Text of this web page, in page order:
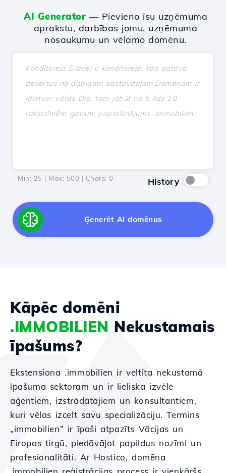
AI Generator — Pievieno īsu uzņēmuma
aprakstu, darbības jomu, uzņēmuma
nosaukumu un vēlamo domēnu.
Min: 25 | Max: 500 | Chars: 0 History
Ģenerēt AI domēnus
Kāpēc domēni
.IMMOBILIEN Nekustamais
īpašums?
Ekstensiona .immobilien ir veltīta nekustamā
īpašuma sektoram un ir lieliska izvēle
aģentiem, izstrādātājiem un konsultantiem,
kuri vēlas izcelt savu specializāciju. Termins
„immobilien” ir īpaši atpazīts Vācijas un
Eiropas tirgū, piedāvājot papildus nozīmi un
profesionalitāti. Ar Hostico, domēna